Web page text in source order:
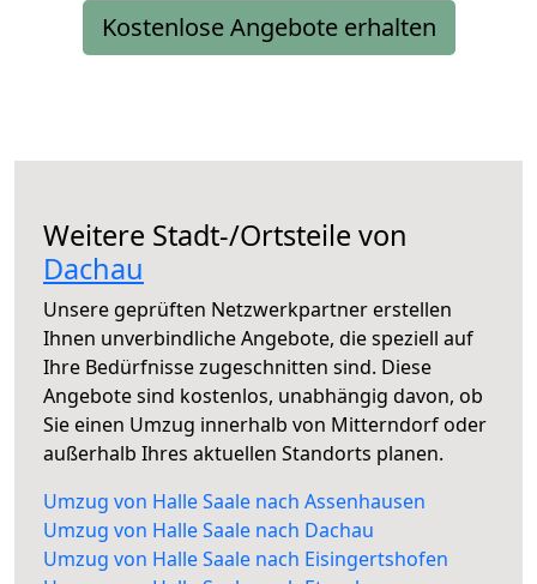
Kostenlose Angebote erhalten
Weitere Stadt-/Ortsteile von
Dachau
Unsere geprüften Netzwerkpartner erstellen
Ihnen unverbindliche Angebote, die speziell auf
Ihre Bedürfnisse zugeschnitten sind. Diese
Angebote sind kostenlos, unabhängig davon, ob
Sie einen Umzug innerhalb von Mitterndorf oder
außerhalb Ihres aktuellen Standorts planen.
Umzug von Halle Saale nach Assenhausen
Umzug von Halle Saale nach Dachau
Umzug von Halle Saale nach Eisingertshofen